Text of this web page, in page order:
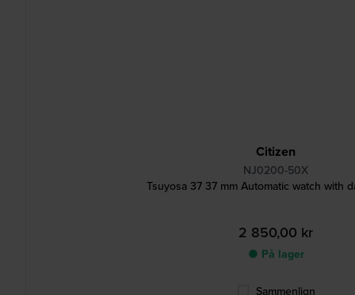
Citizen
NJ0200-50X
Tsuyosa 37 37 mm Automatic watch with
2 850,00 kr
● På lager
Sammenlign